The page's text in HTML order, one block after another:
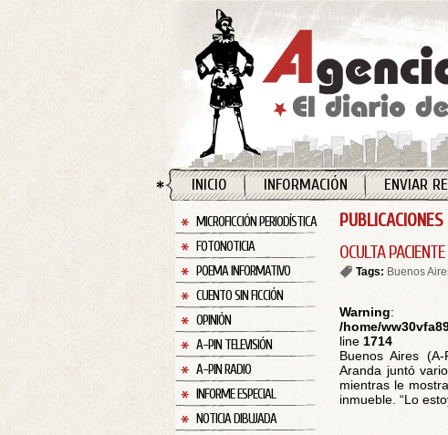
INICIO INFORMACIÓN ENVIAR
MICROFICCIÓN PERIODÍSTICA
FOTONOTICIA
POEMA INFORMATIVO
CUENTO SIN FICCIÓN
OPINIÓN
A-PIN TELEVISIÓN
A-PIN RADIO
INFORME ESPECIAL
NOTICIA DIBUJADA
OCULTA
Tags: Buenos
Warning:
/home/
line 1714
Buenos Aires
Aranda juntó
mientras le
inmueble. “Lo